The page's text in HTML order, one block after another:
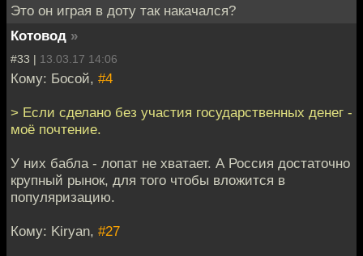
Это он играя в доту так накачался?
Котовод »
#33 | 13.03.17 14:06
Кому: Босой, #4
> Если сделано без участия государственных денег -
моё почтение.
У них бабла - лопат не хватает. А Россия достаточно
крупный рынок, для того чтобы вложится в
популяризацию.
Кому: Kiryan, #27